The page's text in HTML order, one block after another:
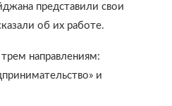
представили свои
об их работе.
направлениям:
и